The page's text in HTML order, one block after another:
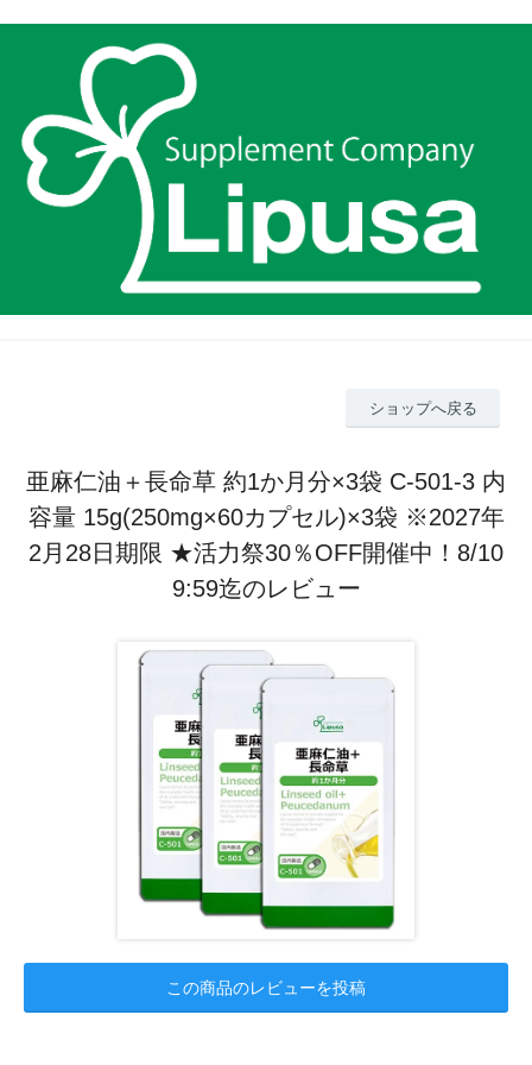
ショップへ戻る
亜麻仁油＋長命草 約1か月分×3袋 C-501-3 内
容量 15g(250mg×60カプセル)×3袋 ※2027年
2月28日期限 ★活力祭30％OFF開催中！8/10
9:59迄のレビュー
この商品のレビューを投稿